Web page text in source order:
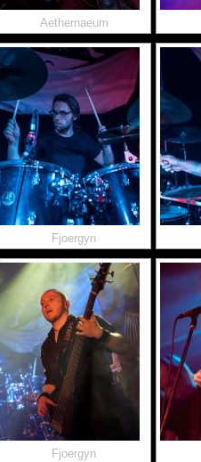
Aethernaeum
Fjoergyn
Fjoergyn